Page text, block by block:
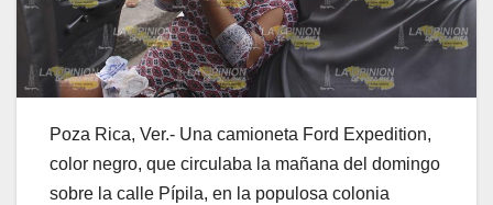
Poza Rica, Ver.- Una camioneta Ford Expedition,
color negro, que circulaba la mañana del domingo
sobre la calle Pípila, en la populosa colonia